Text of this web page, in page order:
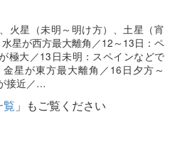
火星（未明～明け方）、土星（宵
星が西方最大離角／12～13日：ペ
極大／13日未明：スペインなどで
星が東方最大離角／16日夕方～
接近／…
覧 」もご覧ください